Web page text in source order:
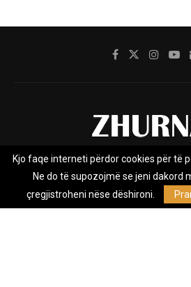
Rreth nesh Impresumi
Privacy Policy
Zhurnal.mk është Agjenci e Lajmeve e
Kjo faqe interneti përdor cookies për të
Ne do të supozojmë se jeni dakord
çregjistroheni nëse dëshironi.